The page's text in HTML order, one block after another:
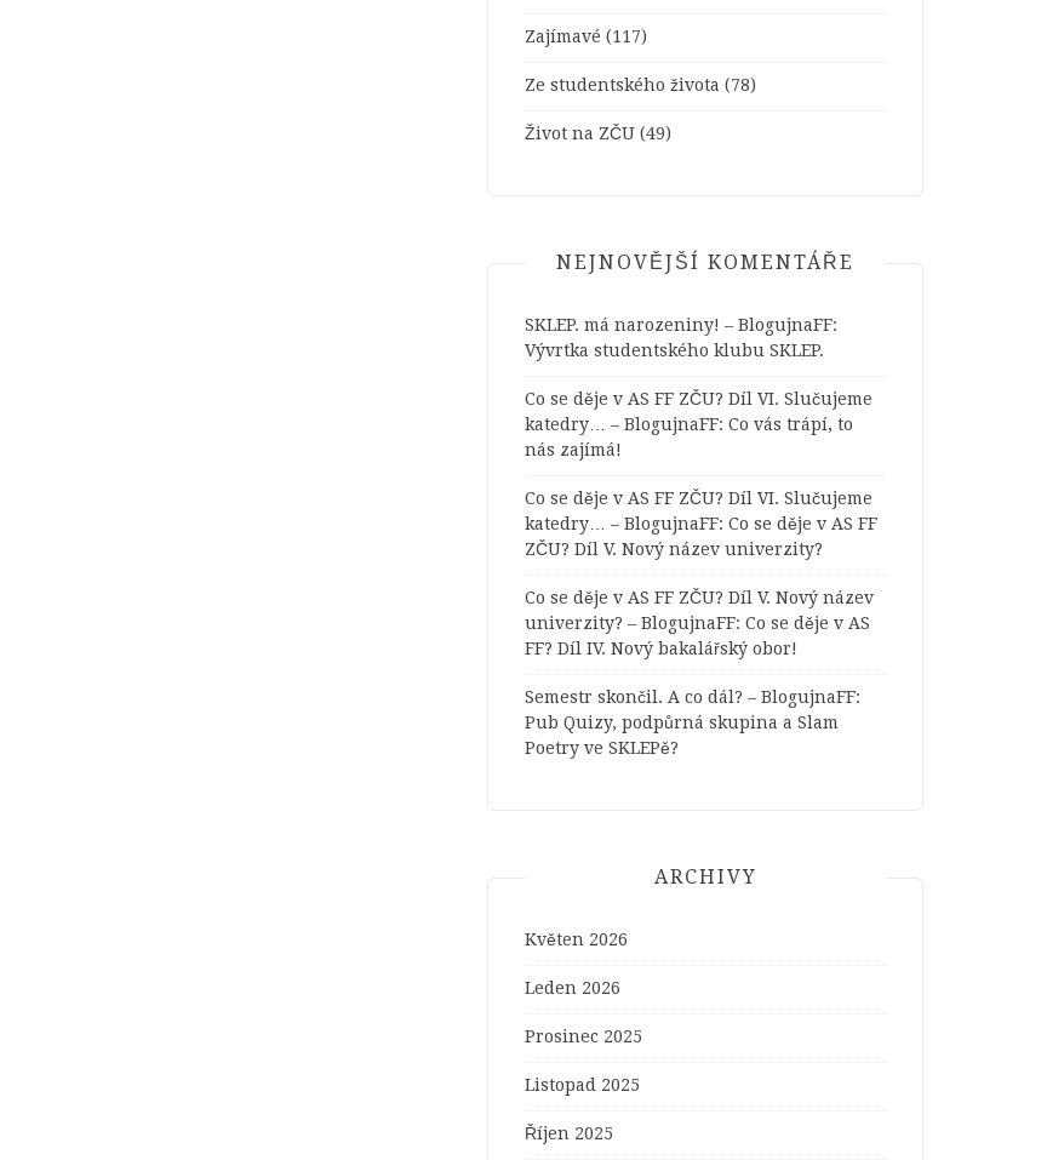
Zajímavé (117)
Ze studentského života (78)
Život na ZČU (49)
NEJNOVĚJŠÍ KOMENTÁŘE
SKLEP. má narozeniny! – BlogujnaFF:
Vývrtka studentského klubu SKLEP.
Co se děje v AS FF ZČU? Díl VI. Slučujeme
katedry… – BlogujnaFF: Co vás trápí, to
nás zajímá!
Co se děje v AS FF ZČU? Díl VI. Slučujeme
katedry… – BlogujnaFF: Co se děje v AS FF
ZČU? Díl V. Nový název univerzity?
Co se děje v AS FF ZČU? Díl V. Nový název
univerzity? – BlogujnaFF: Co se děje v AS
FF? Díl IV. Nový bakalářský obor!
Semestr skončil. A co dál? – BlogujnaFF:
Pub Quizy, podpůrná skupina a Slam
Poetry ve SKLEPě?
ARCHIVY
Květen 2026
Leden 2026
Prosinec 2025
Listopad 2025
Říjen 2025